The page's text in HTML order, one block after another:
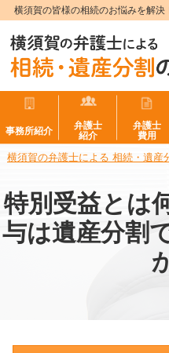
横須賀の皆様の相続のお悩みを解決
事務所紹介
弁護士
紹介
弁護士
費用
横須賀の弁護士による 相続・遺産
特別受益とは
与は遺産分割